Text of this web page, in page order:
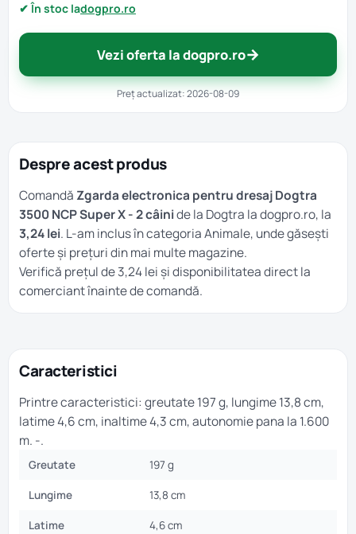
✔ În stoc ladogpro.ro
Vezi oferta la dogpro.ro→
Preț actualizat: 2026-08-09
Despre acest produs
Comandă Zgarda electronica pentru dresaj Dogtra
3500 NCP Super X - 2 câinide la Dogtra la dogpro.ro, la
3,24 lei. L-am inclus în categoriaAnimale, unde găsești
oferte și prețuri din mai multe magazine.
Verifică prețul de 3,24 lei și disponibilitatea direct la
comerciant înainte de comandă.
Caracteristici
Printre caracteristici: greutate 197 g, lungime 13,8 cm,
latime 4,6 cm, inaltime 4,3 cm, autonomie pana la 1.600
m. -.
Greutate 197 g
Lungime 13,8 cm
Latime 4,6 cm